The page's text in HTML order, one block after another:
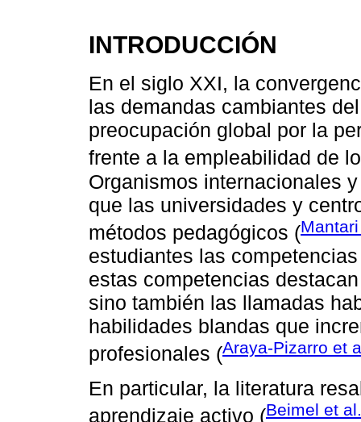
INTRODUCCIÓN
En el siglo XXI, la
las demandas cambiantes
preocupación global por la
frente a la empleabilidad de
Organismos internacionales
que las universidades y
métodos pedagógicos (
estudiantes las
estas competencias
sino también las llamadas
habilidades blandas que
profesionales (Araya-Pizarro et
En particular, la literatura
aprendizaje activo (Beimel et